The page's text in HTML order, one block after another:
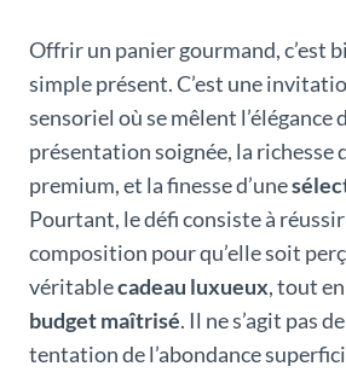
Offrir un panier gourmand, c’est
simple présent. C’est une
sensoriel où se mêlent l’élégance
présentation soignée, la richesse
premium, et la finesse d’une
Pourtant, le défi consiste à
composition pour qu’elle soit
véritablecadeau luxueux, tout
budget maîtrisé. Il ne s’agit pas
tentation de l’abondance